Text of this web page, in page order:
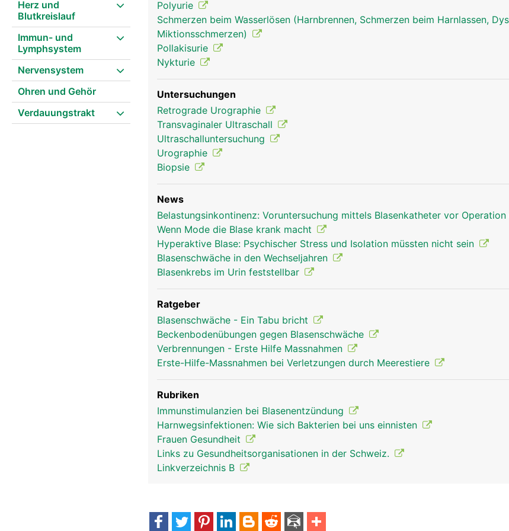
Herz und
Blutkreislauf
Immun- und
Lymphsystem
Nervensystem
Ohren und Gehör
Verdauungstrakt
Polyurie
Schmerzen beim Wasserlösen (Harnbrennen, Schmerzen beim Harnlassen,
Miktionsschmerzen)
Pollakisurie
Nykturie
Untersuchungen
Retrograde Urographie
Transvaginaler Ultraschall
Ultraschalluntersuchung
Urographie
Biopsie
News
Belastungsinkontinenz: Voruntersuchung mittels Blasenkatheter vor
Wenn Mode die Blase krank macht
Hyperaktive Blase: Psychischer Stress und Isolation müssten nicht sein
Blasenschwäche in den Wechseljahren
Blasenkrebs im Urin feststellbar
Ratgeber
Blasenschwäche - Ein Tabu bricht
Beckenbodenübungen gegen Blasenschwäche
Verbrennungen - Erste Hilfe Massnahmen
Erste-Hilfe-Massnahmen bei Verletzungen durch Meerestiere
Rubriken
Immunstimulanzien bei Blasenentzündung
Harnwegsinfektionen: Wie sich Bakterien bei uns einnisten
Frauen Gesundheit
Links zu Gesundheitsorganisationen in der Schweiz.
Linkverzeichnis B